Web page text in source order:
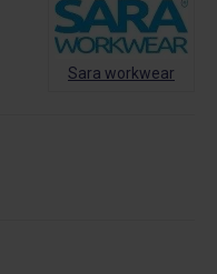
Sara workwear